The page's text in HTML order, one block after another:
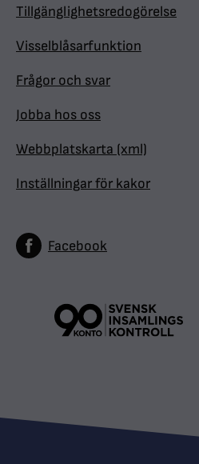
Tillgänglighetsredogörelse
Visselblåsarfunktion
Frågor och svar
Jobba hos oss
Webbplatskarta (xml)
Inställningar för kakor
Facebook